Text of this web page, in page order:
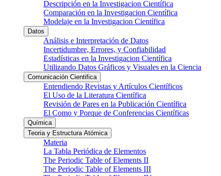
Descripción en la Investigacion Científica
Comparación en la Investigacion Científica
Modelaje en la Investigacion Científica
Datos
Análisis e Interpretación de Datos
Incertidumbre, Errores, y Confiabilidad
Estadísticas en la Investigacion Científica
Utilizando Datos Gráficos y Visuales en la Ciencia
Comunicación Cientifica
Entendiendo Revistas y Artículos Científicos
El Uso de la Literatura Científica
Revisión de Pares en la Publicación Científica
El Como y Porque de Conferencias Científicas
Química
Teoria y Estructura Atómica
Materia
La Tabla Periódica de Elementos
The Periodic Table of Elements II
The Periodic Table of Elements III